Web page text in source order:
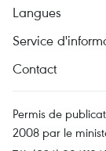
Langues
Service
Contact
Permis de
2008 par le